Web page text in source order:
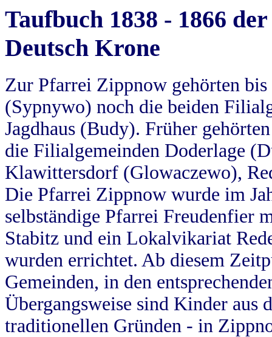
Taufbuch 1838 - 1866
Deutsch Krone
Zur Pfarrei Zippnow gehörten
(Sypnywo) noch die beiden
Jagdhaus (Budy). Früher
die Filialgemeinden Doderlage
Klawittersdorf (Glowaczewo),
Die Pfarrei Zippnow wurde im
selbständige Pfarrei Freudenfier
Stabitz und ein Lokalvikariat
wurden errichtet. Ab diesem
Gemeinden, in den
Übergangsweise sind Kinder aus
traditionellen Gründen - in